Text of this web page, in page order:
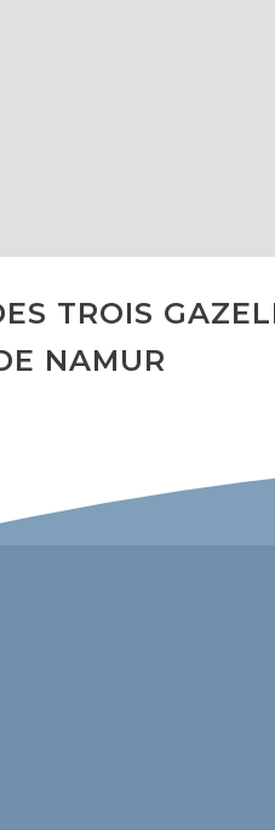
TROIS
NAMUR